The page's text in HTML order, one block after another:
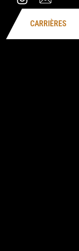
CARRIÈRES